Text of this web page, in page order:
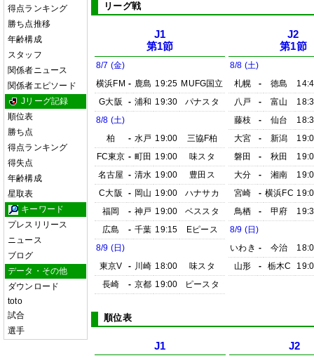
得点ランキング
勝ち点推移
年齢構成
スタッフ
関係者ニュース
関係者エピソード
Jリーグ記録
順位表
勝ち点
得点ランキング
得失点
年齢構成
星取表
キーワード
プレスリリース
ニュース
ブログ
データ・その他
ダウンロード
toto
試合
選手
リーグ戦
J1
第1節
8/7 (金)
横浜FM - 鹿島 19:25 MUFG国立
G大阪
- 浦和 19:30
パナスタ
8/8 (土)
柏
- 水戸 19:00
三協F柏
FC東京 - 町田 19:00
味スタ
名古屋 - 清水 19:00
豊田ス
C大阪
- 岡山 19:00
ハナサカ
福岡
- 神戸 19:00
ベススタ
広島
- 千葉 19:15
Eピース
8/9 (日)
東京V
- 川崎 18:00
味スタ
長崎
- 京都 19:00 ピースタ
J2
第1節
8/8 (土)
札幌
- 徳島
八戸
- 富山
藤枝
- 仙台
大宮
- 新潟
磐田
- 秋田
大分
- 湘南
宮崎
- 横浜FC
鳥栖
- 甲府
8/9 (日)
いわき - 今治
山形
- 栃木C
順位表
J1 J2